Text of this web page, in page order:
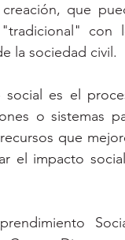
que
con
la sociedad civil.
social es el
o sistemas
que
el impacto